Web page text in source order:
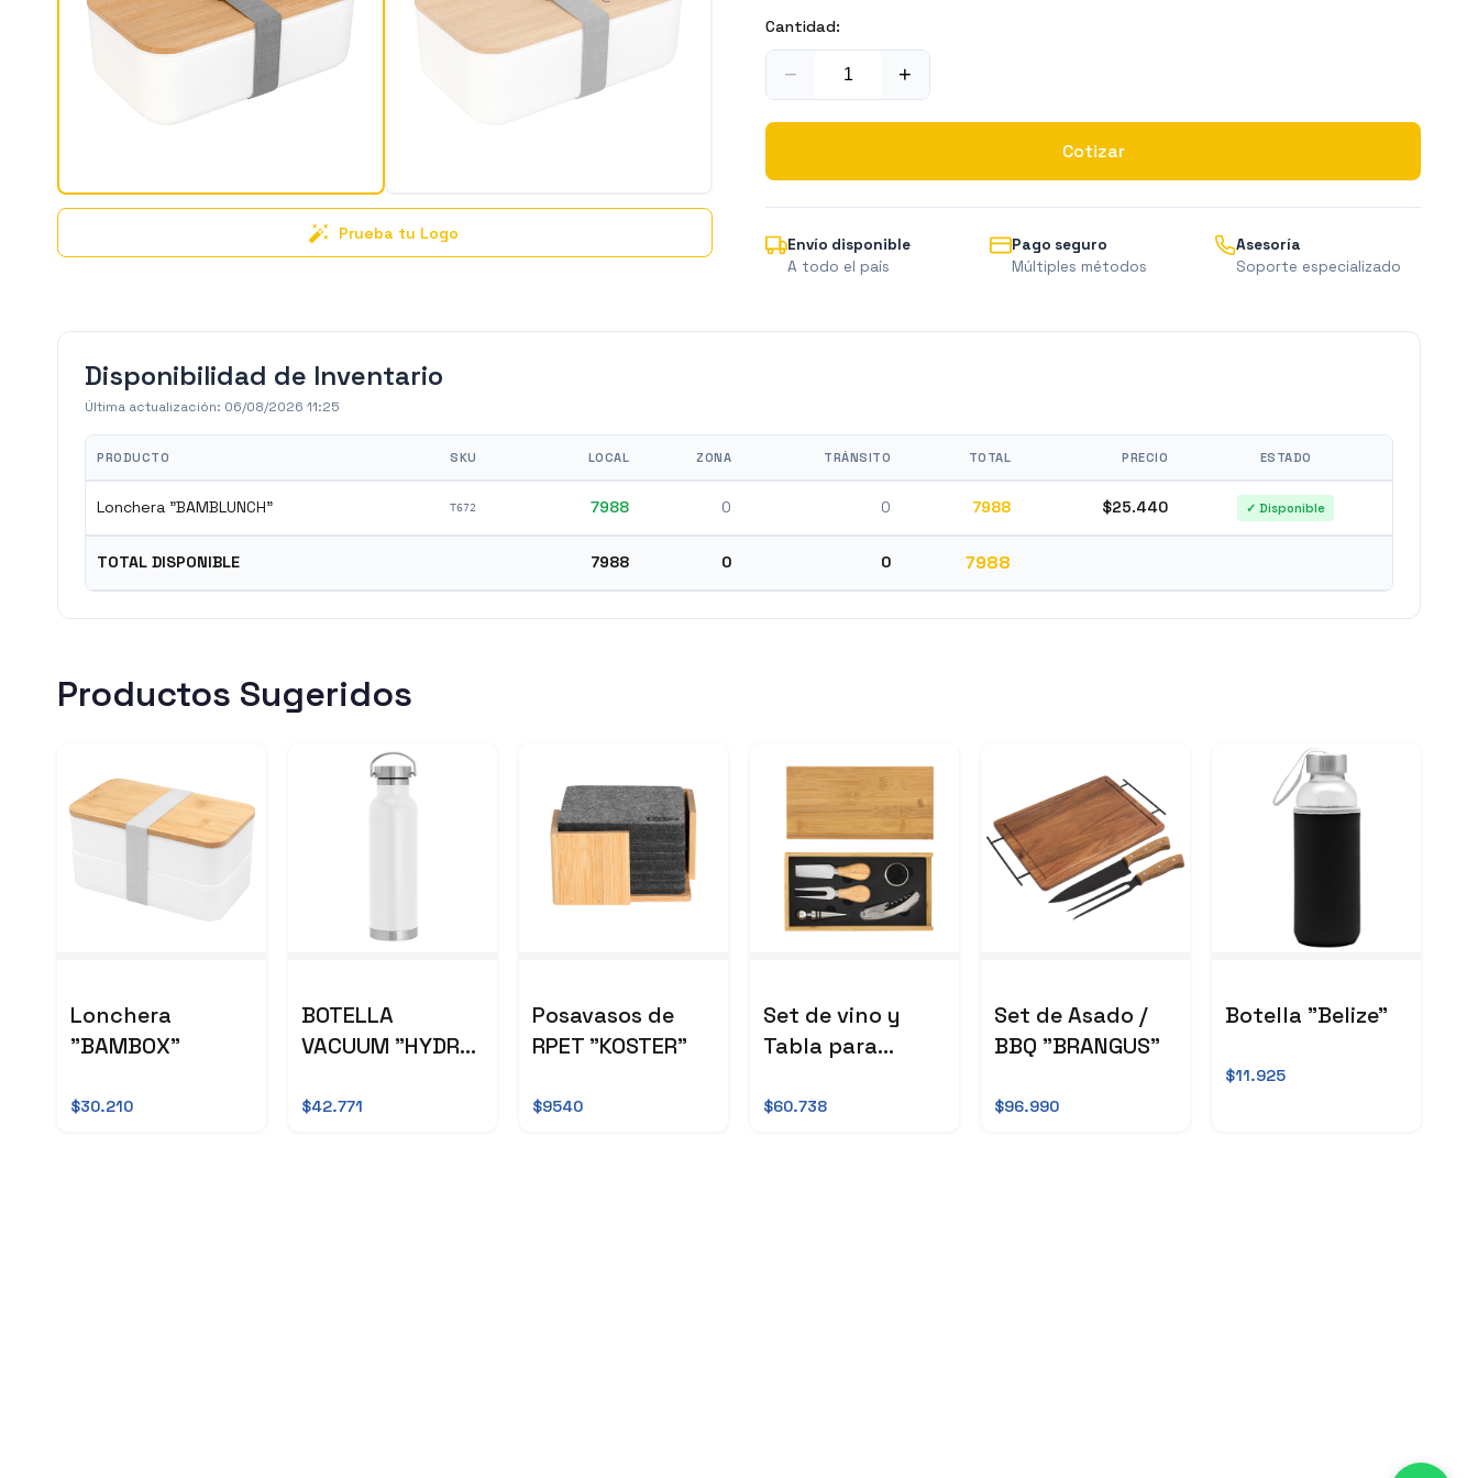
Prueba tu Logo
Cantidad:
− +
Cotizar
Envío disponible
A todo el país
Pago seguro
Múltiples métodos
Asesoría
Soporte especializado
Disponibilidad de Inventario
Última actualización: 06/08/2026 11:25
PRODUCTO SKU LOCAL ZONA TRÁNSITO TOTAL PRECIO ESTADO
Lonchera "BAMBLUNCH" T672 7988 0 0 7988 $25.440 ✓ Disponible
TOTAL DISPONIBLE 7988 0 0 7988
Productos Sugeridos
Lonchera
"BAMBOX"
$30.210
BOTELLA
VACUUM "HYDRO
$42.771
Posavasos de
RPET "KOSTER"
$9540
Set de vino y
Tabla para
"WINCHESTER"
$60.738
Set de Asado /
BBQ "BRANGUS"
$96.990
Botella "Belize"
$11.925